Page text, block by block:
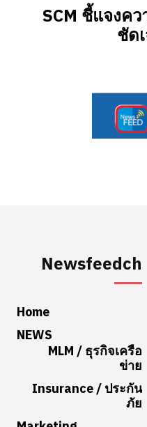
SCM ชี้แจงค
ชัด
Newsfeedch
Home
NEWS
MLM / ธุรกิจเครือ
ข่าย
Insurance / ประกัน
ภัย